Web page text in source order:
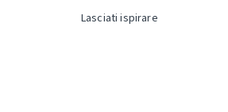
Lasciati ispirare